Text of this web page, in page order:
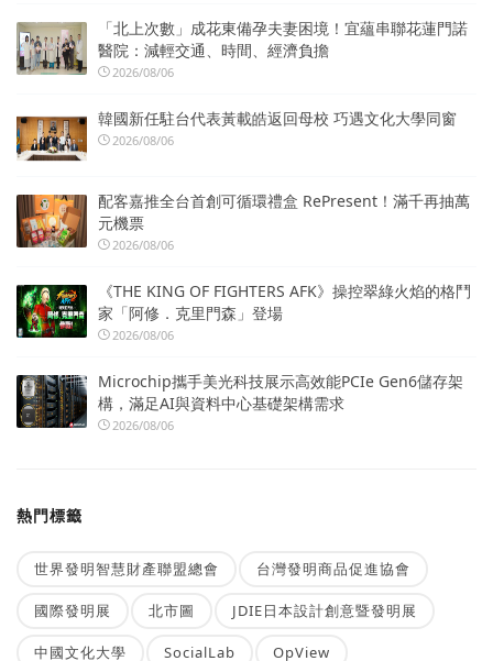
「北上次數」成花東備孕夫妻困境！宜蘊串聯花蓮門諾
醫院：減輕交通、時間、經濟負擔
2026/08/06
韓國新任駐台代表黃載皓返回母校 巧遇文化大學同窗
2026/08/06
配客嘉推全台首創可循環禮盒 RePresent！滿千再抽萬
元機票
2026/08/06
《THE KING OF FIGHTERS AFK》操控翠綠火焰的格鬥
家「阿修．克里門森」登場
2026/08/06
Microchip攜手美光科技展示高效能PCIe Gen6儲存架
構，滿足AI與資料中心基礎架構需求
2026/08/06
熱門標籤
世界發明智慧財產聯盟總會 台灣發明商品促進協會
國際發明展 北市圖 JDIE日本設計創意暨發明展
中國文化大學 SocialLab OpView